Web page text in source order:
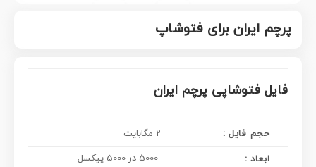
پرچم ایران برای فتوشاپ
فایل فتوشاپی پرچم ایران
حجم فایل :
2 مگابایت
ابعاد :
5000 در 5000 پیکسل